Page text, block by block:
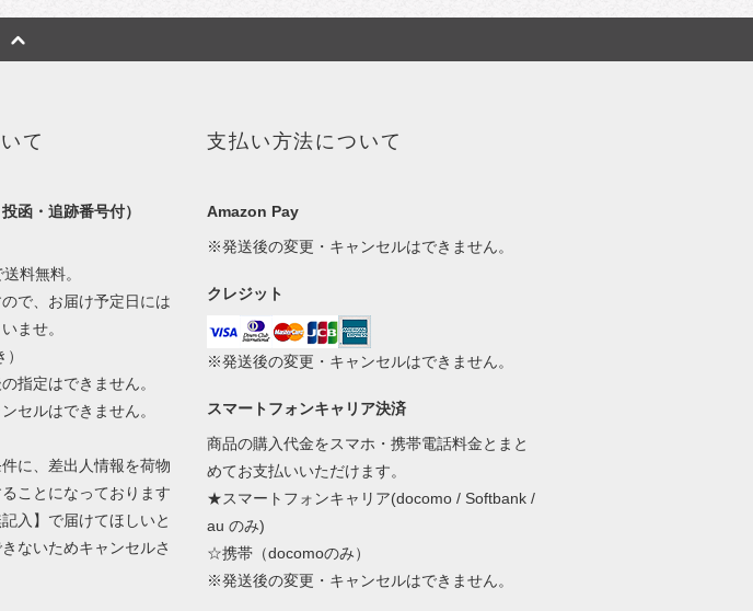
て
函・追跡番号付）
料無料。
で、お届け予定日には
ませ。
指定はできません。
セルはできません。
に、差出人情報を荷物
ことになっております
入】で届けてほしいと
ないためキャンセルさ
支払い方法について
Amazon Pay
※発送後の変更・キャンセルはできません。
クレジット
※発送後の変更・キャンセルはできません。
スマートフォンキャリア決済
商品の購入代金をスマホ・携帯電話料金とまと
めてお支払いいただけます。
★スマートフォンキャリア(docomo / Softbank /
au のみ)
☆携帯（docomoのみ）
※発送後の変更・キャンセルはできません。